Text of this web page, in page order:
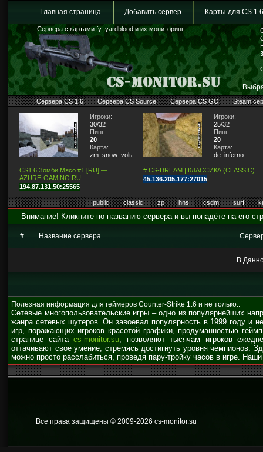
Главная страница Добавить сервер Карты для CS 1.6
Сервера с картами fy_yardblood и их мониторинг
Сервера CS 1.6 Сервера CS Source Сервера CS GO Steam
Игроки:
30/32
Пинг:
20
Карта:
zm_snow_volta
CS1.6 Зомби Мясо #1 [RU] —
AZURE-GAMING.RU
194.87.131.50:25565
Игроки:
25/32
Пинг:
20
Карта:
de_inferno
# CS-DREAM | КЛАССИКА (CLASSIC)
45.136.205.177:27015
public classic zp hns csdm surf
— Внимание! Кликните по названию сервера и вы попадёте на его
# Название сервера
В
Полезная информация для геймеров Counter-Strike 1.6 и не только..
Сетевые многопользовательские игры – одно из популярнейших
жанра сетевых шутеров. Он завоевал популярность в 1999 году и
игр, поражающих игроков красотой графики, продуманностью
странице сайта cs-monitor.su, позволяют тысячам игроков
оттачивают свое умение, стремясь достигнуть уровня чемпионов.
можно просто расслабиться, проведя пару-тройку часов в игре.
Все права защищены © 2009-2026 cs-monitor.su